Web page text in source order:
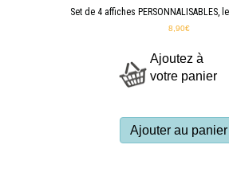
Set de 4 affiches PERSONNALISABLES,
8,90€
Ajoutez à
votre panier
Ajouter au panier